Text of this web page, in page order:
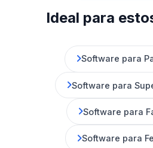
Ideal para
Software para
Software para
Software para
Software para